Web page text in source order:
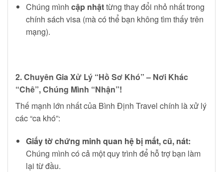
Chúng mình cập nhậttừng thay đổi nhỏ nhất trong
chính sách visa (mà có thể bạn không tìm thấy trên
mạng).
2. Chuyên Gia Xử Lý “Hồ Sơ Khó” – Nơi Khác
“Chê”, Chúng Mình “Nhận”!
Thế mạnh lớn nhất của Bình Định Travel chính là xử lý
các “ca khó”:
Giấy tờ chứng minh quan hệ bị mất, cũ, nát:
Chúng mình có cả một quy trình để hỗ trợ bạn làm
lại từ đầu.